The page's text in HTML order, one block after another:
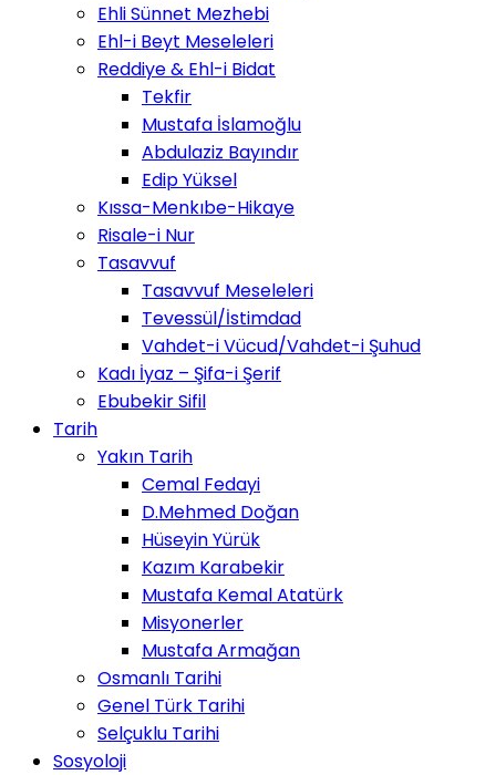
Ehli Sünnet Mezhebi
Ehl-i Beyt Meseleleri
Reddiye & Ehl-i Bidat
Tekfir
Mustafa İslamoğlu
Abdulaziz Bayındır
Edip Yüksel
Kıssa-Menkıbe-Hikaye
Risale-i Nur
Tasavvuf
Tasavvuf Meseleleri
Tevessül/İstimdad
Vahdet-i Vücud/Vahdet-i Şuhud
Kadı İyaz – Şifa-i Şerif
Ebubekir Sifil
Tarih
Yakın Tarih
Cemal Fedayi
D.Mehmed Doğan
Hüseyin Yürük
Kazım Karabekir
Mustafa Kemal Atatürk
Misyonerler
Mustafa Armağan
Osmanlı Tarihi
Genel Türk Tarihi
Selçuklu Tarihi
Sosyoloji